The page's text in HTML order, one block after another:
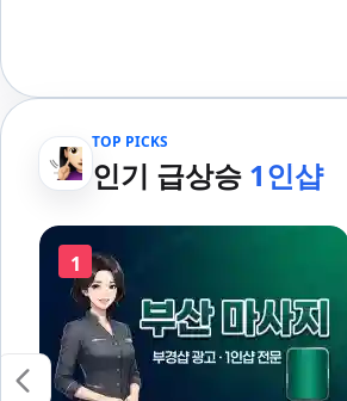
TOP PICKS
인기 급상승 1인샵
1